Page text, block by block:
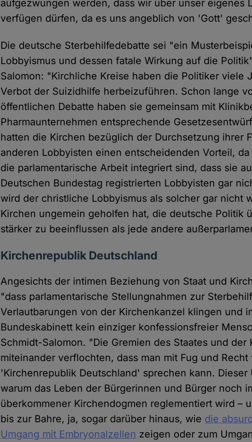
aufgezwungen werden, dass wir über unser eigenes
verfügen dürfen, da es uns angeblich von 'Gott'
Die deutsche Sterbehilfedebatte sei "ein
Lobbyismus und dessen fatale Wirkung auf die
Salomon: "Kirchliche Kreise haben die Politiker viele
Verbot der Suizidhilfe herbeizuführen. Schon lange
öffentlichen Debatte haben sie gemeinsam mit
Pharmaunternehmen entsprechende
hatten die Kirchen bezüglich der Durchsetzung ihrer
anderen Lobbyisten einen entscheidenden Vorteil,
die parlamentarische Arbeit integriert sind, dass sie
Deutschen Bundestag registrierten Lobbyisten gar
wird der christliche Lobbyismus als solcher gar nicht
Kirchen ungemein geholfen hat, die deutsche Politik
stärker zu beeinflussen als jede andere
Kirchenrepublik Deutschland
Angesichts der intimen Beziehung von Staat und
"dass parlamentarische Stellungnahmen zur
Verlautbarungen von der Kirchenkanzel klingen und
Bundeskabinett kein einziger konfessionsfreier
Schmidt-Salomon. "Die Gremien des Staates und der
miteinander verflochten, dass man mit Fug und
'Kirchenrepublik Deutschland' sprechen kann. Dieser
warum das Leben der Bürgerinnen und Bürger noch
überkommener Kirchendogmen reglementiert wird –
bis zur Bahre, ja, sogar darüber hinaus, wie die
Umgang mit Embryonalzellen zeigen oder zum